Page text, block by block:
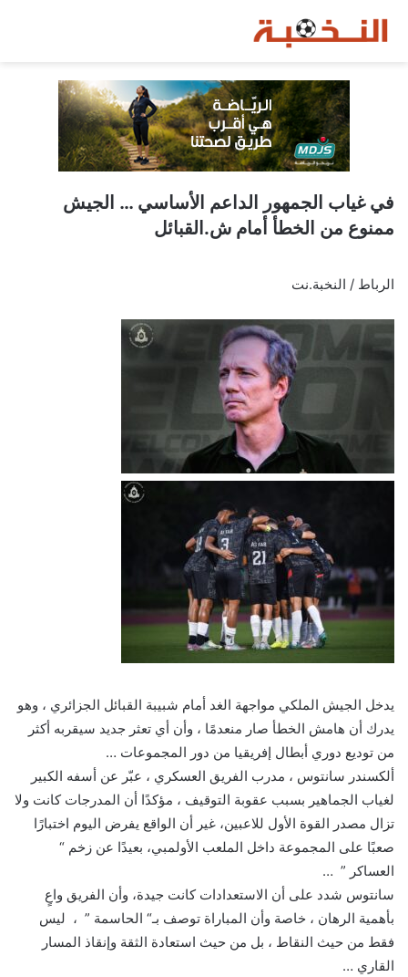
في غياب الجمهور الداعم الأساسي … الجيش
ممنوع من الخطأ أمام ش.القبائل
الرباط / النخبة.نت
يدخل الجيش الملكي مواجهة الغد أمام شبيبة القبائل الجزائري ، وهو
يدرك أن هامش الخطأ صار منعدمًا ، وأن أي تعثر جديد سيقربه أكثر
من توديع دوري أبطال إفريقيا من دور المجموعات …
ألكسندر سانتوس ، مدرب الفريق العسكري ، عبّر عن أسفه الكبير
لغياب الجماهير بسبب عقوبة التوقيف ، مؤكدًا أن المدرجات كانت ولا
تزال مصدر القوة الأول للاعبين، غير أن الواقع يفرض اليوم اختبارًا
صعبًا على المجموعة داخل الملعب الأولمبي، بعيدًا عن زخم “
العساكر ” …
سانتوس شدد على أن الاستعدادات كانت جيدة، وأن الفريق واعٍ
بأهمية الرهان ، خاصة وأن المباراة توصف بـ“ الحاسمة ” ، ليس
فقط من حيث النقاط ، بل من حيث استعادة الثقة وإنقاذ المسار
القاري …